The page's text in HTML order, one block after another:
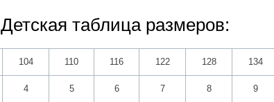
Детская таблица размеров:
104 110 116 122 128 134
4 5 6 7 8 9